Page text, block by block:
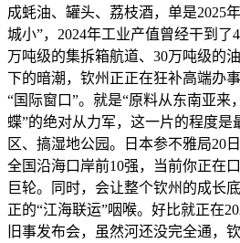
成蚝油、罐头、荔枝酒，单是2025
城小”，2024年工业产值曾经干到了
万吨级的集拆箱航道、30万吨级的
下的暗潮，钦州正正在狂补高端办
“国际窗口”。就是“原料从东南亚来
蝶”的绝对从力军，这一片的程度是
区、搞湿地公园。日本参不雅局20
全国沿海口岸前10强，当前你正在
巨轮。同时，会让整个钦州的成长
正的“江海联运”咽喉。好比就正在
旧事发布会，虽然河还没完全通，